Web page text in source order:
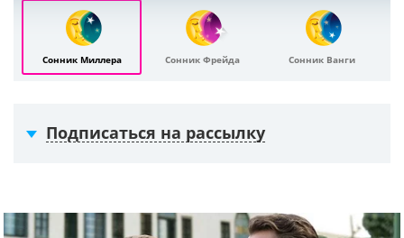
Сонник Миллера Сонник Фрейда Сонник Ванги
Подписаться на рассылку